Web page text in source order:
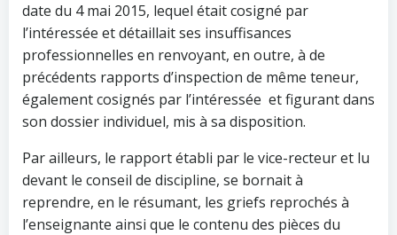
date du 4 mai 2015, lequel était cosigné par
l’intéressée et détaillait ses insuffisances
professionnelles en renvoyant, en outre, à de
précédents rapports d’inspection de même teneur,
également cosignés par l’intéressée et figurant dans
son dossier individuel, mis à sa disposition.
Par ailleurs, le rapport établi par le vice-recteur et lu
devant le conseil de discipline, se bornait à
reprendre, en le résumant, les griefs reprochés à
l’enseignante ainsi que le contenu des pièces du